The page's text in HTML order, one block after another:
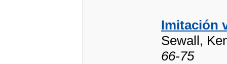
Imitación
Sewall,
66-75